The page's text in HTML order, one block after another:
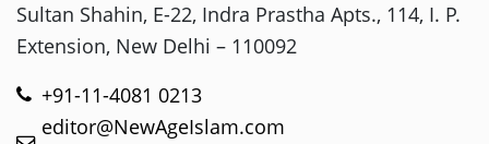
Sultan Shahin, E-22, Indra Prastha Apts., 114, I. P.
Extension, New Delhi – 110092
+91-11-4081 0213
editor@NewAgeIslam.com